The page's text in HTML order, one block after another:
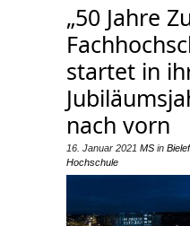
„50 Jahre
startet in
nach vorn
16. Januar 2021 MS in
Hochschule